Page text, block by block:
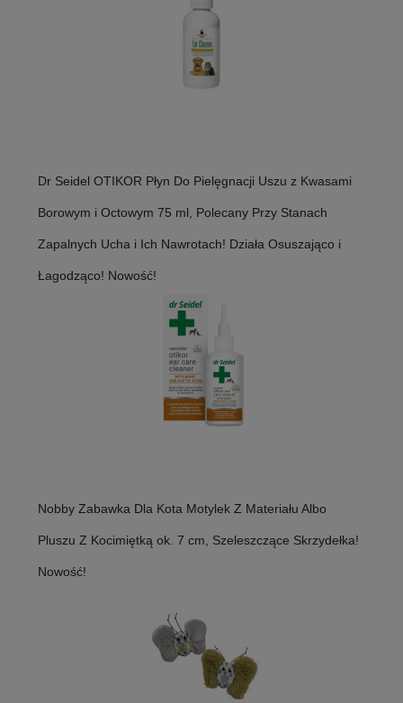
Dr Seidel OTIKOR Płyn Do Pielęgnacji Uszu z Kwasami
Borowym i Octowym 75 ml, Polecany Przy Stanach
Zapalnych Ucha i Ich Nawrotach! Działa Osuszająco i
Łagodząco! Nowość!
Nobby Zabawka Dla Kota Motylek Z Materiału Albo
Pluszu Z Kocimiętką ok. 7 cm, Szeleszczące Skrzydełka!
Nowość!